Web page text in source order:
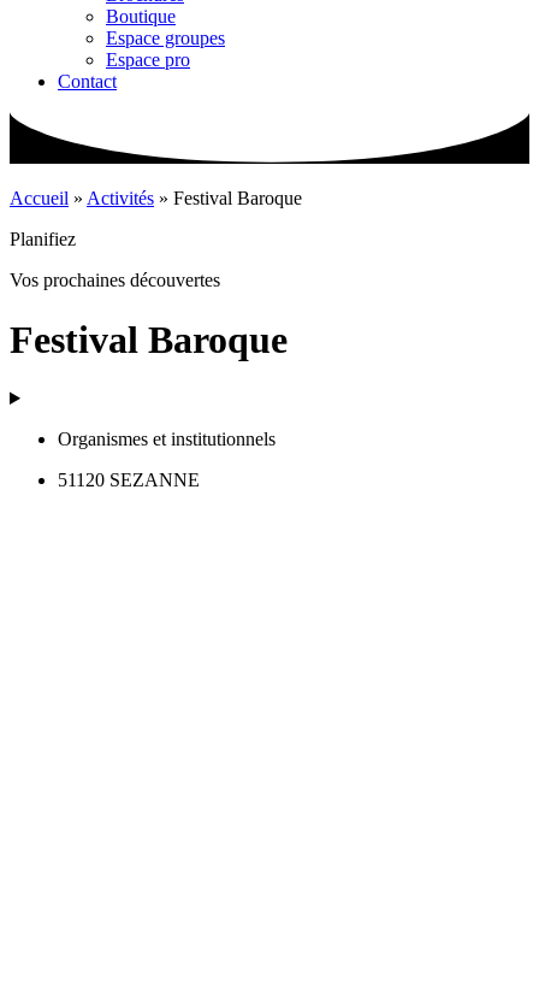
Boutique
Espace groupes
Espace pro
Contact
Accueil » Activités » Festival Baroque
Planifiez
Vos prochaines découvertes
Festival Baroque
Organismes et institutionnels
51120 SEZANNE